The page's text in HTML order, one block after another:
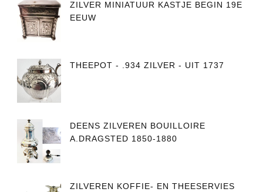
ZILVER MINIATUUR KASTJE BEGIN 19E
EEUW
THEEPOT - .934 ZILVER - UIT 1737
DEENS ZILVEREN BOUILLOIRE
A.DRAGSTED 1850-1880
ZILVEREN KOFFIE- EN THEESERVIES